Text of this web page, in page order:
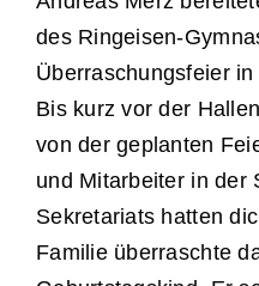
des Ringeisen-
Überraschungsfeier
Bis kurz vor der
von der geplanten
und Mitarbeiter in der
Sekretariats hatten
Familie überraschte